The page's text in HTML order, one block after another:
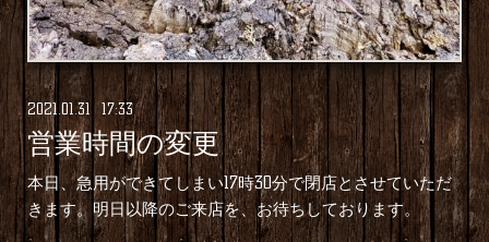
2021 01 .31 17:33
営業時間の変更
本日、急用ができてしまい17時30分で閉店とさせていただ
きます。明日以降のご来店を、お待ちしております。